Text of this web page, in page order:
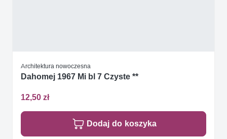
Architektura nowoczesna
Dahomej 1967 Mi bl 7 Czyste **
12,50 zł
Dodaj do koszyka